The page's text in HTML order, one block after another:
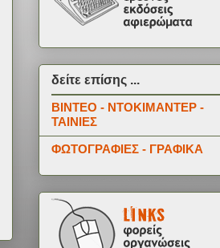
δείτε επίσης ...
ΒΙΝΤΕΟ - ΝΤΟΚΙΜΑΝΤΕΡ -
ΤΑΙΝΙΕΣ
ΦΩΤΟΓΡΑΦΙΕΣ - ΓΡΑΦΙΚΑ